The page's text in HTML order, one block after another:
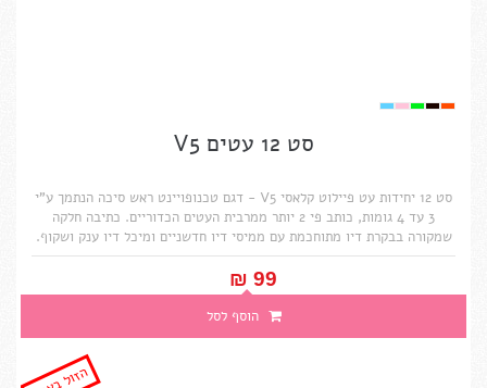
סט 12 עטים V5
סט 12 יחידות עט פיילוט קלאסי V5 - דגם טכנופויינט ראש סיכה הנתמך ע"י
3 עד 4 גומות, כותב פי 2 יותר ממרבית העטים הכדוריים. כתיבה חלקה
שמקורה בבקרת דיו מתוחכמת עם ממיסי דיו חדשניים ומיכל דיו ענק ושקוף.
99 ₪‎
הוסף לסל